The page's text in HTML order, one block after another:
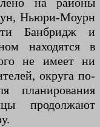
Ньюри-Моурн
Банбридж и
находятся в
не имеет ни
округа по-
планирования
продолжают